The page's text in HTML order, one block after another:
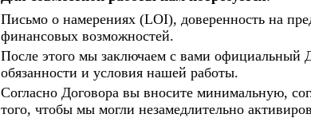
Письмо о намерениях (LOI), доверенность на
финансовых возможностей.
После этого мы заключаем с вами официальный
обязанности и условия нашей работы.
Согласно Договора вы вносите минимальную,
того, чтобы мы могли незамедлительно